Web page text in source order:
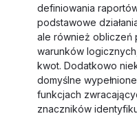
definiowania
podstawowe
ale również obliczeń
warunków
kwot. Dodatkowo
domyślne
funkcjach
znaczników